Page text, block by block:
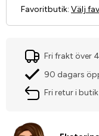
Favoritbutik: Välj
Fri frakt över
90 dagars
Fri retur i butik